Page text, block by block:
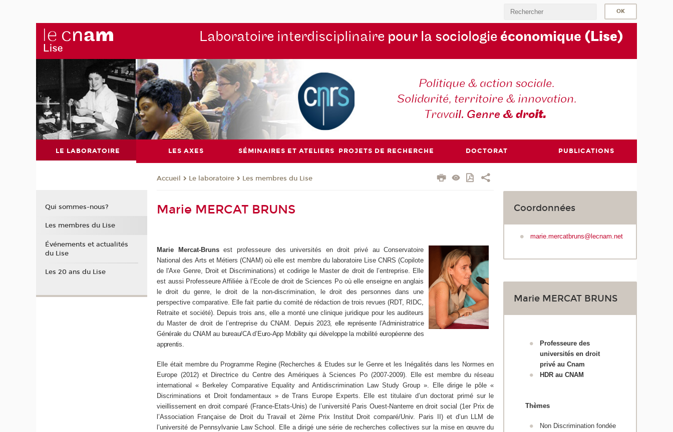
Laboratoire interdisciplinaire pour la sociologie économique (Lise)
Politique & action sociale.
Solidarité, territoire & innovation.
Travail. Genre & droit.
LE LABORATOIRE LES AXES SÉMINAIRES ET ATELIERS PROJETS DE RECHERCHE DOCTORAT PUBLICATIONS
Accueil Le laboratoire Les membres du Lise
Marie MERCAT BRUNS
Marie Mercat-Brunsest professeure des universités en droit privé au Conservatoire
National des Arts et Métiers (CNAM) où elle est membre du laboratoire Lise CNRS (Copilote
de l'Axe Genre, Droit et Discriminations) et codirige le Master de droit de l’entreprise. Elle
est aussi Professeure Affiliée à l’Ecole de droit de Sciences Po où elle enseigne en anglais
le droit du genre, le droit de la non-discrimination, le droit des personnes dans une
perspective comparative. Elle fait partie du comité de rédaction de trois revues (RDT, RIDC,
Retraite et société). Depuis trois ans, elle a monté une clinique juridique pour les auditeurs
du Master de droit de l’entreprise du CNAM. Depuis 2023, elle représente l’Administratrice
Générale du CNAM au bureau/CA d’Euro-App Mobility qui développe la mobilité européenne des
apprentis.
Elle était membre du Programme Regine (Recherches & Etudes sur le Genre et les Inégalités dans les Normes en
Europe (2012) et Directrice du Centre des Amériques à Sciences Po (2007-2009). Elle est membre du réseau
international « Berkeley Comparative Equality and Antidiscrimination Law Study Group ». Elle dirige le pôle «
Discriminations et Droit fondamentaux » de Trans Europe Experts. Elle est titulaire d’un doctorat primé sur le
vieillissement en droit comparé (France-Etats-Unis) de l’université Paris Ouest-Nanterre en droit social (1er Prix de
l’Association Française de Droit du Travail et 2ème Prix Institut Droit comparé/Univ. Paris II) et d’un LLM de
l’université de Pennsylvanie Law School. Elle a dirigé une série de recherches collectives sur la mise en œuvre du
Coordonnées
marie.mercatbruns@lecnam.net
Marie MERCAT BRUNS
Professeure des
universités en droit
privé au Cnam
HDR au CNAM
Thèmes
Non Discrimination fondée
Qui sommes-nous?
Les membres du Lise
Événements et actualités
du Lise
Les 20 ans du Lise